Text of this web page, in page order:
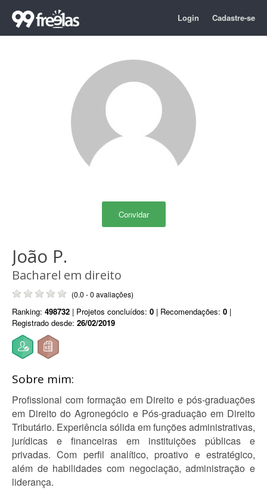
Login Cadastre-se
Convidar
João P.
Bacharel em direito
(0.0 - 0 avaliações)
Ranking: 498732 | Projetos concluídos: 0 | Recomendações: 0 |
Registrado desde: 26/02/2019
Sobre mim:
Profissional com formação em Direito e pós-graduações
em Direito do Agronegócio e Pós-graduação em Direito
Tributário. Experiência sólida em funções administrativas,
jurídicas e financeiras em instituições públicas e
privadas. Com perfil analítico, proativo e estratégico,
além de habilidades com negociação, administração e
liderança.